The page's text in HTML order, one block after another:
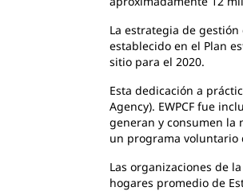
La estrategia de
establecido en el Plan
sitio para el 2020.
Esta dedicación a
Agency). EWPCF fue
generan y consumen la
un programa voluntario
Las organizaciones de
hogares promedio de